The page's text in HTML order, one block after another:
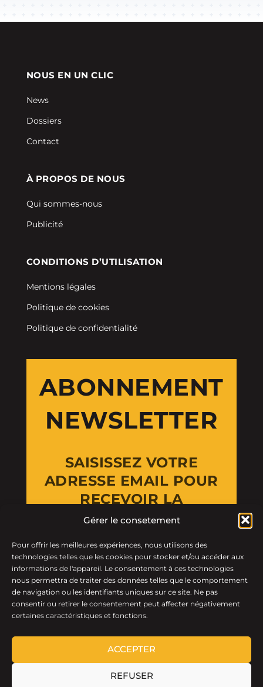
Gérer le consetement
Pour offrir les meilleures expériences, nous utilisons des
technologies telles que les cookies pour stocker et/ou accéder aux
informations de l'appareil. Le consentement à ces technologies
nous permettra de traiter des données telles que le comportement
de navigation ou les identifiants uniques sur ce site. Ne pas
consentir ou retirer le consentement peut affecter négativement
certaines caractéristiques et fonctions.
ACCEPTER
REFUSER
NOUS EN UN CLIC
News
Dossiers
Contact
À PROPOS DE NOUS
Qui sommes-nous
Publicité
CONDITIONS D’UTILISATION
Mentions légales
Politique de cookies
Politique de confidentialité
ABONNEMENT
NEWSLETTER
SAISISSEZ VOTRE
ADRESSE EMAIL POUR
RECEVOIR LA
NEWSLETTER
Email Address